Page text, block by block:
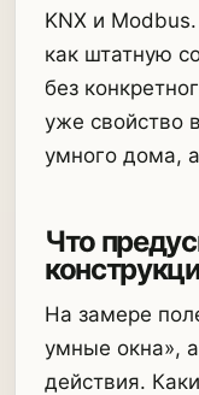
KNX и
как штатную
без
уже свойство
умного дома,
Что
На замере
умные окна»,
действия.